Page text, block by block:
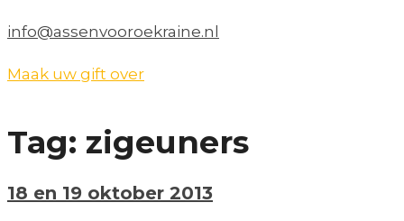
info@assenvooroekraine.nl
Maak uw gift over
Tag: zigeuners
18 en 19 oktober 2013